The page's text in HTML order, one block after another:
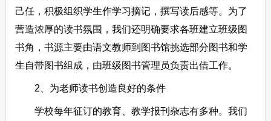
己任，积极组织学生作学习摘记，撰写读后感等。为了
营造浓厚的读书氛围，我们还明确要求各班建立班级图
书角，书源主要由语文教师到图书馆挑选部分图书和学
生自带图书组成，由班级图书管理员负责出借工作。
2、为老师读书创造良好的条件
学校每年征订的教育、教学报刊杂志有多种。我们